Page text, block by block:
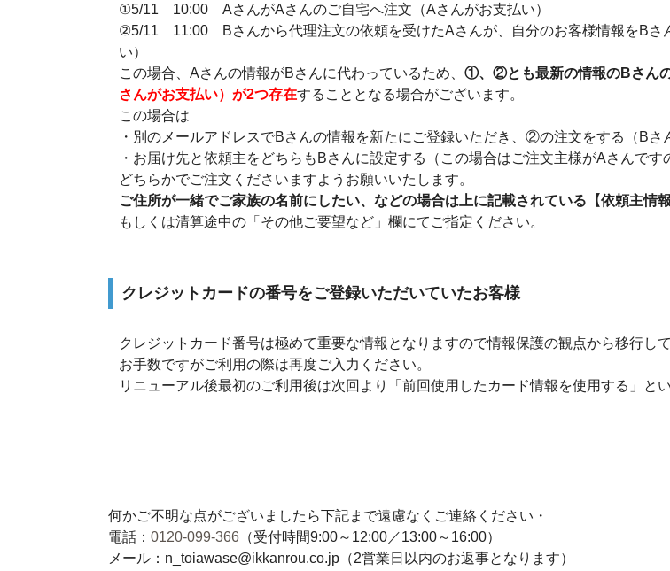
①5/11 10:00 AさんがAさんのご自宅へ注文（Aさんがお支払い）
②5/11 11:00 Bさんから代理注文の依頼を受けたAさんが、自分のお客様情報をBさ
い）
この場合、Aさんの情報がBさんに代わっているため、 ①、②とも最新の情報のBさん
さんがお支払い）が2つ存在することとなる場合がございます。
この場合は
・別のメールアドレスでBさんの情報を新たにご登録いただき、②の注文をする（Bさ
・お届け先と依頼主をどちらもBさんに設定する（この場合はご注文主様がAさんです
どちらかでご注文くださいますようお願いいたします。
ご住所が一緒でご家族の名前にしたい、などの場合は上に記載されている【依頼主情
もしくは清算途中の「その他ご要望など」欄にてご指定ください。
クレジットカードの番号をご登録いただいていたお客様
クレジットカード番号は極めて重要な情報となりますので情報保護の観点から移行して
お手数ですがご利用の際は再度ご入力ください。
リニューアル後最初のご利用後は次回より「前回使用したカード情報を使用する」と
何かご不明な点がございましたら下記まで遠慮なくご連絡ください・
電話： 0120-099-366 （受付時間9:00～12:00／13:00～16:00）
メール：n_toiawase@ikkanrou.co.jp（2営業日以内のお返事となります）